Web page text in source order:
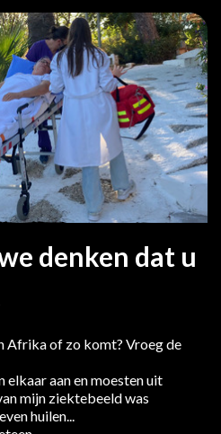
denken dat u
Afrika of zo komt? Vroeg de
aan en moesten uit
mijn ziektebeeld was
huilen...